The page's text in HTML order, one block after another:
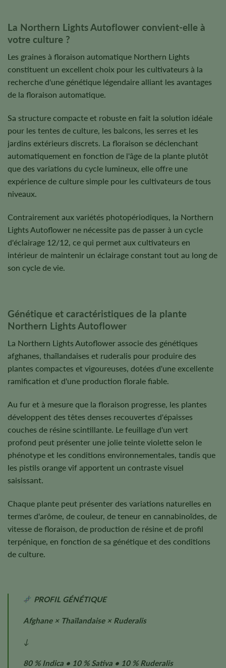
La Northern Lights Autoflower convient-elle à
votre culture ?
Les graines à floraison automatique Northern Lights
constituent un excellent choix pour les cultivateurs à la
recherche d'une génétique légendaire alliant les avantages
de la floraison automatique.
Sa structure compacte et robuste en fait la solution idéale
pour les tentes de culture, les balcons, les serres et les
jardins extérieurs discrets. La floraison se déclenchant
automatiquement en fonction de l'âge de la plante plutôt
que des variations du cycle lumineux, elle offre une
expérience de culture simple pour les cultivateurs de tous
niveaux.
Contrairement aux variétés photopériodiques, la Northern
Lights Autoflower ne nécessite pas de passer à un cycle
d'éclairage 12/12, ce qui permet aux cultivateurs en
intérieur de maintenir un éclairage constant tout au long de
son cycle de vie.
Génétique et caractéristiques de la plante
Northern Lights Autoflower
La Northern Lights Autoflower associe des génétiques
afghanes, thaïlandaises et ruderalis pour produire des
plantes compactes et vigoureuses, dotées d'une excellente
ramification et d'une production florale fiable.
Au fur et à mesure que la floraison progresse, les plantes
développent des têtes denses recouvertes d'épaisses
couches de résine scintillante. Le feuillage d'un vert
profond peut présenter une jolie teinte violette selon le
phénotype et les conditions environnementales, tandis que
les pistils orange vif apportent un contraste visuel
saisissant.
Chaque plante peut présenter des variations naturelles en
termes d'arôme, de couleur, de teneur en cannabinoïdes, de
vitesse de floraison, de production de résine et de profil
terpénique, en fonction de sa génétique et des conditions
de culture.
PROFIL GÉNÉTIQUE
Afghane × Thaïlandaise × Ruderalis
↓
80 % Indica • 10 % Sativa • 10 % Ruderalis